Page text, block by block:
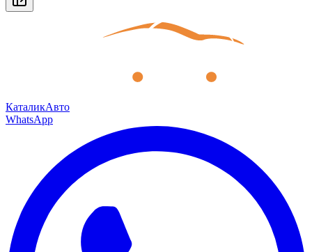
КаталикАвто
WhatsApp